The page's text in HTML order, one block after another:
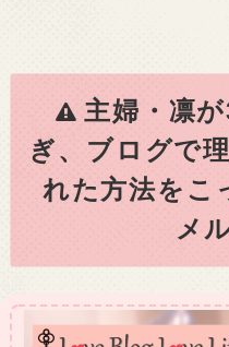
主婦・凛
ぎ、ブログで
れた方法をこ
メ